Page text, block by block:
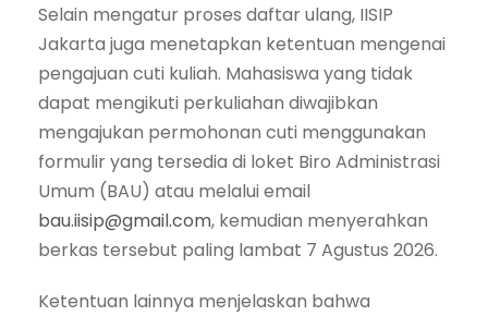
Selain mengatur proses daftar ulang, IISIP
Jakarta juga menetapkan ketentuan mengenai
pengajuan cuti kuliah. Mahasiswa yang tidak
dapat mengikuti perkuliahan diwajibkan
mengajukan permohonan cuti menggunakan
formulir yang tersedia di loket Biro Administrasi
Umum (BAU) atau melalui email
bau.iisip@gmail.com, kemudian menyerahkan
berkas tersebut paling lambat 7 Agustus 2026.
Ketentuan lainnya menjelaskan bahwa